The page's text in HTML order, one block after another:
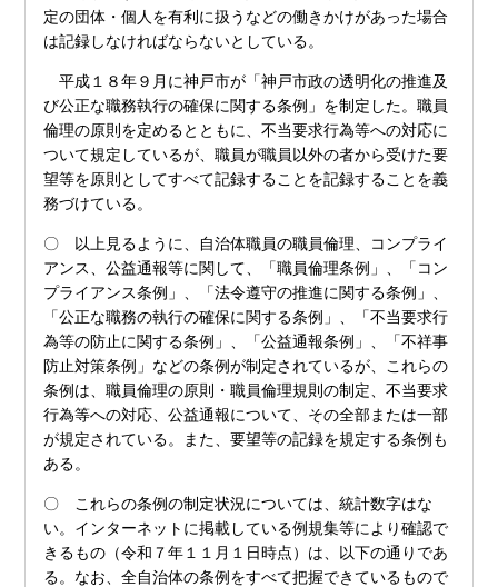
定の団体・個人を有利に扱うなどの働きかけがあった場合
は記録しなければならないとしている。
平成１８年９月に神戸市が「神戸市政の透明化の推進及
び公正な職務執行の確保に関する条例」を制定した。職員
倫理の原則を定めるとともに、不当要求行為等への対応に
ついて規定しているが、職員が職員以外の者から受けた要
望等を原則としてすべて記録することを記録することを義
務づけている。
〇 以上見るように、自治体職員の職員倫理、コンプライ
アンス、公益通報等に関して、「職員倫理条例」、「コン
プライアンス条例」、「法令遵守の推進に関する条例」、
「公正な職務の執行の確保に関する条例」、「不当要求行
為等の防止に関する条例」、「公益通報条例」、「不祥事
防止対策条例」などの条例が制定されているが、これらの
条例は、職員倫理の原則・職員倫理規則の制定、不当要求
行為等への対応、公益通報について、その全部または一部
が規定されている。また、要望等の記録を規定する条例も
ある。
〇 これらの条例の制定状況については、統計数字はな
い。インターネットに掲載している例規集等により確認で
きるもの（令和７年１１月１日時点）は、以下の通りであ
る。なお、全自治体の条例をすべて把握できているもので